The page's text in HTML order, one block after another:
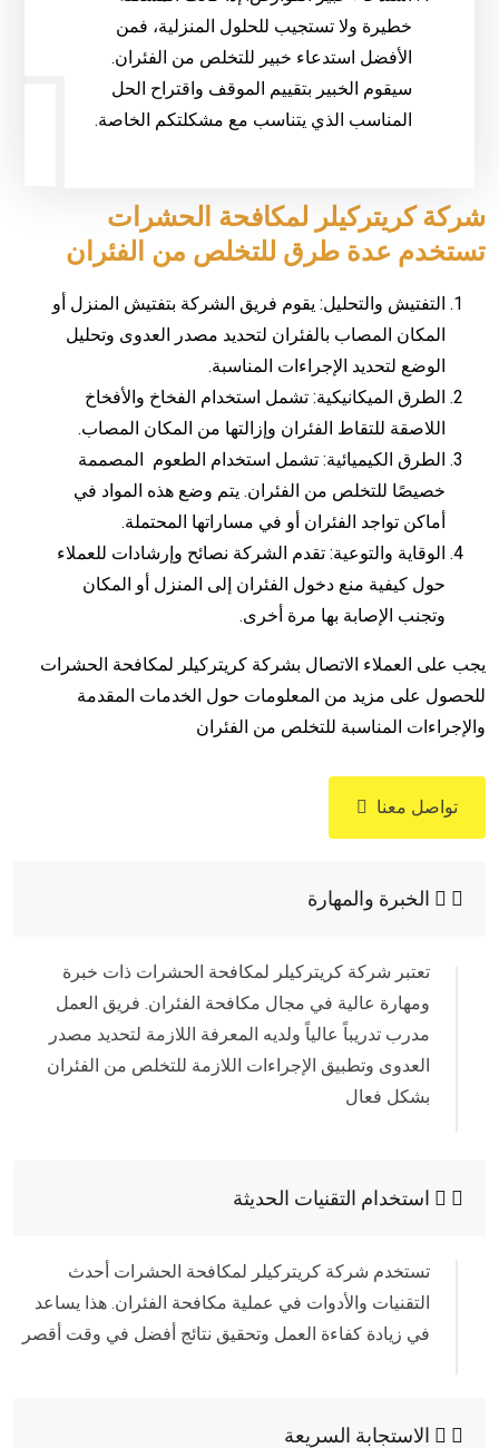
خطيرة ولا تستجيب للحلول المنزلية، فمن
الأفضل استدعاء خبير للتخلص من الفئران.
سيقوم الخبير بتقييم الموقف واقتراح الحل
المناسب الذي يتناسب مع مشكلتكم الخاصة.
شركة كريتركيلر لمكافحة الحشرات
تستخدم عدة طرق للتخلص من الفئران
التفتيش والتحليل: يقوم فريق الشركة بتفتيش المنزل أو
المكان المصاب بالفئران لتحديد مصدر العدوى وتحليل
الوضع لتحديد الإجراءات المناسبة.
الطرق الميكانيكية: تشمل استخدام الفخاخ والأفخاخ
اللاصقة للتقاط الفئران وإزالتها من المكان المصاب.
الطرق الكيميائية: تشمل استخدام الطعوم المصممة
خصيصًا للتخلص من الفئران. يتم وضع هذه المواد في
أماكن تواجد الفئران أو في مساراتها المحتملة.
الوقاية والتوعية: تقدم الشركة نصائح وإرشادات للعملاء
حول كيفية منع دخول الفئران إلى المنزل أو المكان
وتجنب الإصابة بها مرة أخرى.
يجب على العملاء الاتصال بشركة كريتركيلر لمكافحة الحشرات
للحصول على مزيد من المعلومات حول الخدمات المقدمة
والإجراءات المناسبة للتخلص من الفئران
تواصل معنا
الخبرة والمهارة
تعتبر شركة كريتركيلر لمكافحة الحشرات ذات خبرة
ومهارة عالية في مجال مكافحة الفئران. فريق العمل
مدرب تدريباً عالياً ولديه المعرفة اللازمة لتحديد مصدر
العدوى وتطبيق الإجراءات اللازمة للتخلص من الفئران
بشكل فعال
استخدام التقنيات الحديثة
تستخدم شركة كريتركيلر لمكافحة الحشرات أحدث
التقنيات والأدوات في عملية مكافحة الفئران. هذا يساعد
في زيادة كفاءة العمل وتحقيق نتائج أفضل في وقت أقصر
الاستجابة السريعة